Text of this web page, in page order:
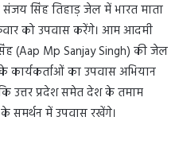
सिंह तिहाड़ जेल में भारत माता
को उपवास करेंगे। आम आदमी
(Aap Mp Sanjay Singh) की जेल
कार्यकर्ताओं का उपवास अभियान
कि उत्तर प्रदेश समेत देश के तमाम
समर्थन में उपवास रखेंगे।